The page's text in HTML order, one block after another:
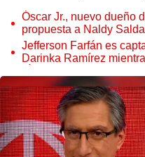
Óscar Jr., nuevo dueño
propuesta a Naldy
tocamientos
Jefferson Farfán es
Darinka Ramírez